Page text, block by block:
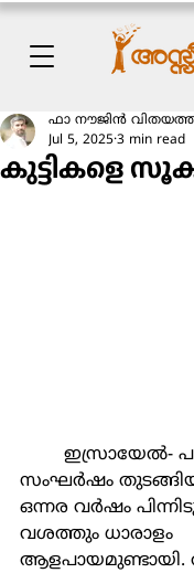
കുട്ടികളെ
ഫാ നൗജിന്‍
Jul 5, 2025 3 min read
സംഘര്‍ഷം
ഒന്നര വര്‍ഷം
വശത്തും ധാരാളം